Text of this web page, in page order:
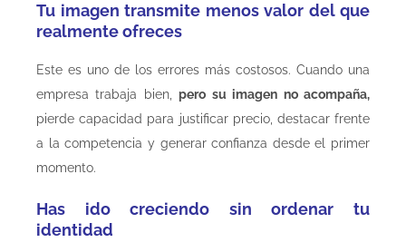
Tu imagen transmite menos valor del que
realmente ofreces
Este es uno de los errores más costosos. Cuando una
empresa trabaja bien,pero su imagen no acompaña,
pierde capacidad para justificar precio, destacar frente
a la competencia y generar confianza desde el primer
momento.
Has ido creciendo sin ordenar tu
identidad